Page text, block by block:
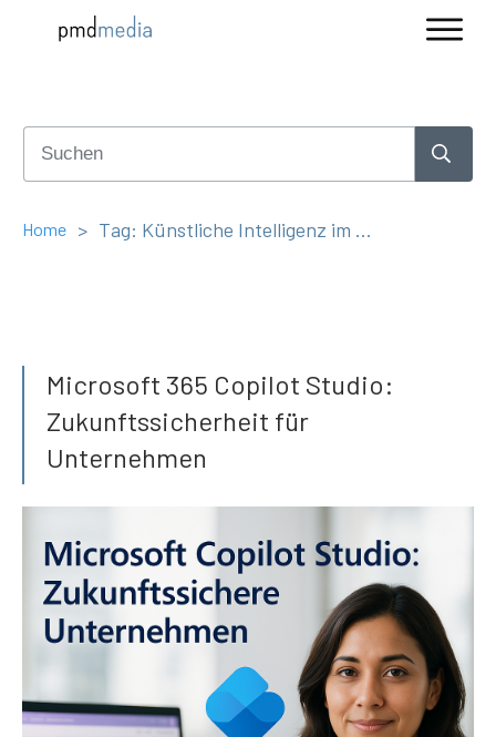
Home > Tag: Künstliche Intelligenz im Unternehmen
Microsoft 365 Copilot Studio:
Zukunftssicherheit für
Unternehmen